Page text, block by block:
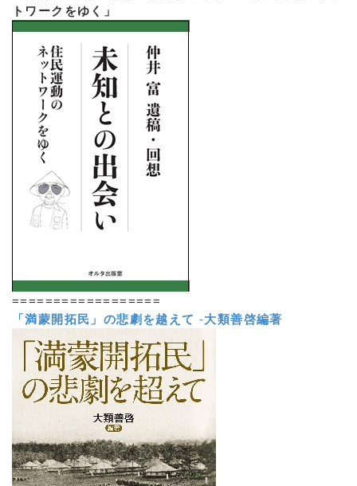
トワークをゆく」
==================
「満蒙開拓民」の悲劇を越えて -大類善啓編著